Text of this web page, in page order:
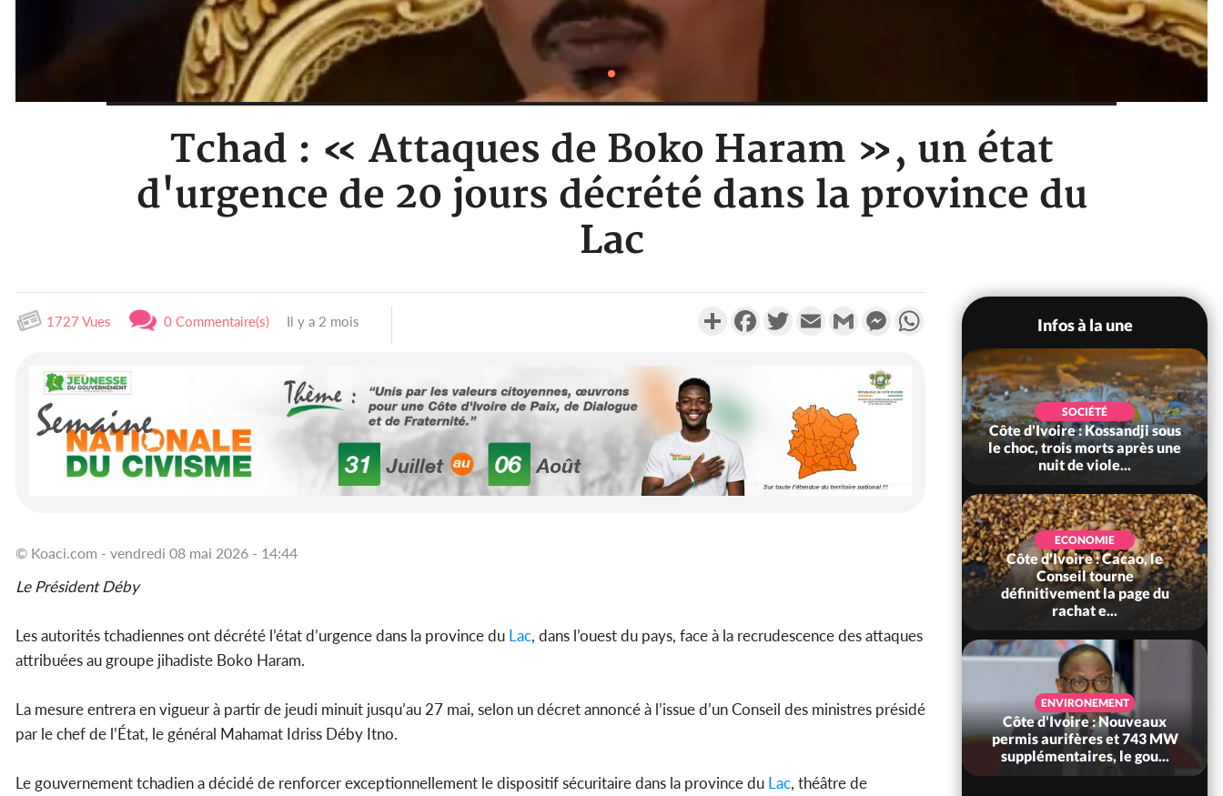
Tchad : « Attaques de Boko Haram », un état
d'urgence de 20 jours décrété dans la province du
Lac
1727 Vues 0 Commentaire(s) Il y a 2 mois PartagerFacebookTwitterEmail Gmail MessengerWhatsApp
© Koaci.com - vendredi 08 mai 2026 - 14:44
Le Président Déby
Les autorités tchadiennes ont décrété l’état d’urgence dans la province du Lac, dans l’ouest du pays, face à la recrudescence des attaques
attribuées au groupe jihadiste Boko Haram.
La mesure entrera en vigueur à partir de jeudi minuit jusqu’au 27 mai, selon un décret annoncé à l’issue d’un Conseil des ministres présidé
par le chef de l’État, le général Mahamat Idriss Déby Itno.
Le gouvernement tchadien a décidé de renforcer exceptionnellement le dispositif sécuritaire dans la province du Lac, théâtre de
Infos à la une
POLITIQUE
Côte d'Ivoire : Indépendance
2026, Yopougon coeur
battant de la célébration...
SANTÉ
Côte d'Ivoire : Réforme
SOCIÉTÉ
Côte d'Ivoire : Kossandji sous
le choc, trois morts après une
nuit de viole...
ECONOMIE
Côte d'Ivoire : Cacao, le
Conseil tourne
définitivement la page du
rachat e...
ENVIRONEMENT
Côte d'Ivoire : Nouveaux
permis aurifères et 743 MW
supplémentaires, le gou...